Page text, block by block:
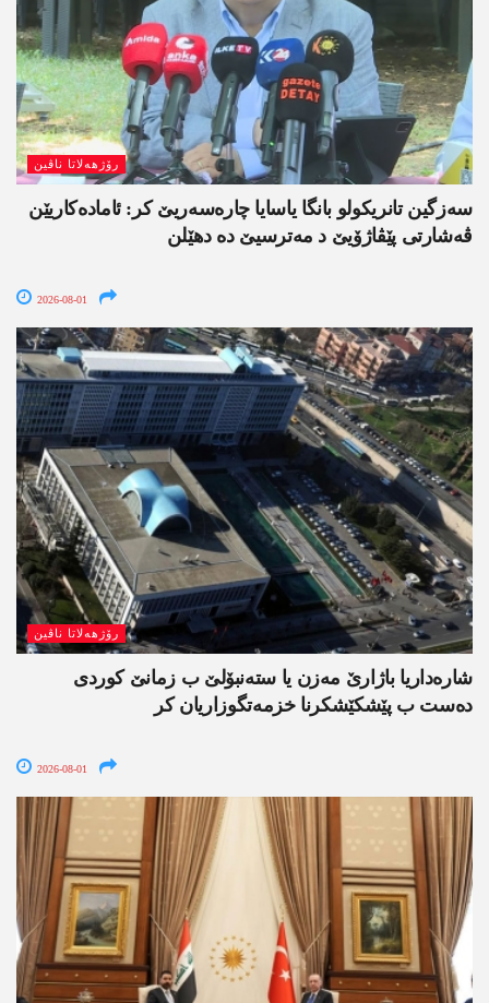
رۆژھەلاتا ناڤین
سەزگین تانریکولو بانگا یاسایا چارەسەریێ کر: ئامادەکاریێن
ڤەشارتی پێڤاژۆیێ د مەترسیێ دە دھێلن
2026-08-01
رۆژھەلاتا ناڤین
شارەداریا باژارێ مەزن یا ستەنبۆلێ ب زمانێ کوردی
دەست ب پێشکێشکرنا خزمەتگوزاریان کر
2026-08-01